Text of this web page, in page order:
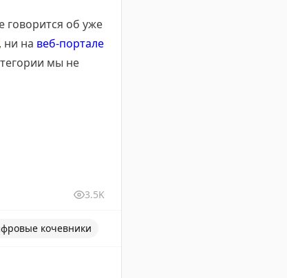
говорится об уже
, ни на веб-портале
мы не
3.5K
кочевники